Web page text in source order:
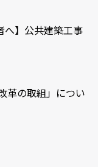
へ】公共建築工事
革の取組」につい